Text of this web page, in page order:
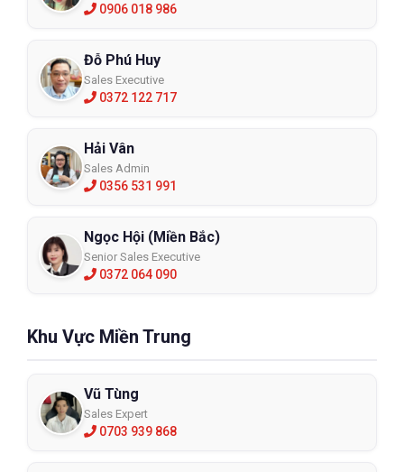
0906 018 986
Đỗ Phú Huy
Sales Executive
0372 122 717
Hải Vân
Sales Admin
0356 531 991
Ngọc Hội (Miền Bắc)
Senior Sales Executive
0372 064 090
Khu Vực Miền Trung
Vũ Tùng
Sales Expert
0703 939 868